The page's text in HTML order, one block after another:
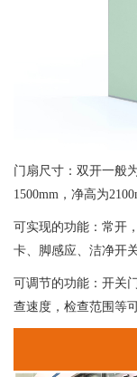
门扇尺寸：双开一般
1500mm，净高为
可实现的功能：常开
卡、脚感应、洁净开
可调节的功能：开关
查速度，检查范围等